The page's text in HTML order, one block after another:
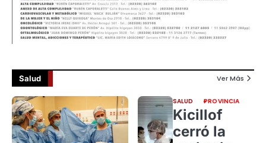
Salud Ver Más
SALUD PROVINCIA
Kicillof
cerró la